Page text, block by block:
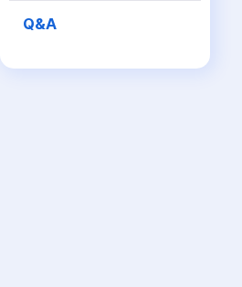
Q&A